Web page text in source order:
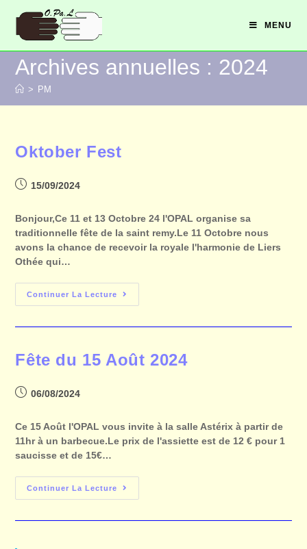
MENU
Archives annuelles : 2024
> PM
Oktober Fest
15/09/2024
Bonjour,Ce 11 et 13 Octobre 24 l'OPAL organise sa
traditionnelle fête de la saint remy.Le 11 Octobre nous
avons la chance de recevoir la royale l'harmonie de Liers
Othée qui…
Continuer La Lecture
Fête du 15 Août 2024
06/08/2024
Ce 15 Août l'OPAL vous invite à la salle Astérix à partir de
11hr à un barbecue.Le prix de l'assiette est de 12 € pour 1
saucisse et de 15€…
Continuer La Lecture